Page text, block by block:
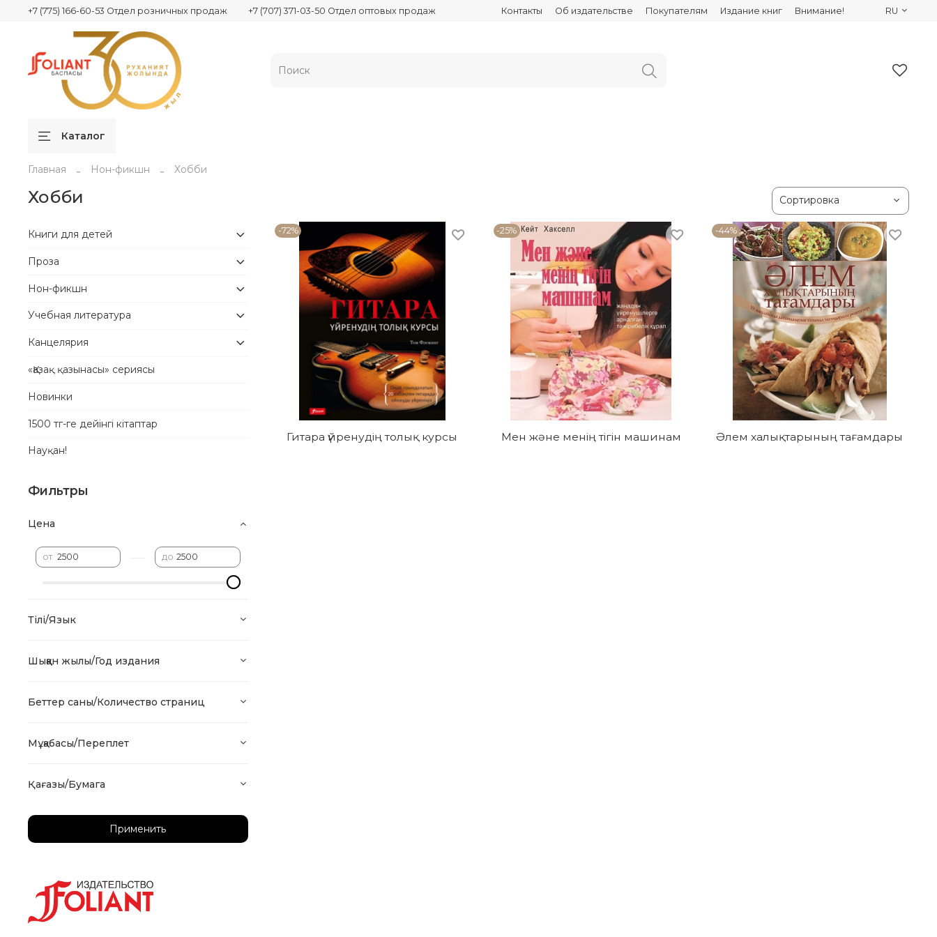
Контакты Об издательстве Покупателям Издание книг Внимание!
+7 (775) 166-60-53 Отдел розничных продаж +7 (707) 371-03-50 Отдел оптовых продаж RU
Каталог
Главная Нон-фикшн Хобби
Хобби
-72%
Гитара үйренудің толық курсы
-25%
Мен және менің тігін машинам
-44%
Әлем халықтарының тағамдары
Книги для детей
Проза
Нон-фикшн
Учебная литература
Канцелярия
«Қазақ қазынасы» сериясы
Новинки
1500 тг-ге дейінгі кітаптар
Науқан!
Фильтры
Цена
от до
Тілі/Язык
Шыққан жылы/Год издания
Беттер саны/Количество страниц
Мұқабасы/Переплет
Қағазы/Бумага
Применить